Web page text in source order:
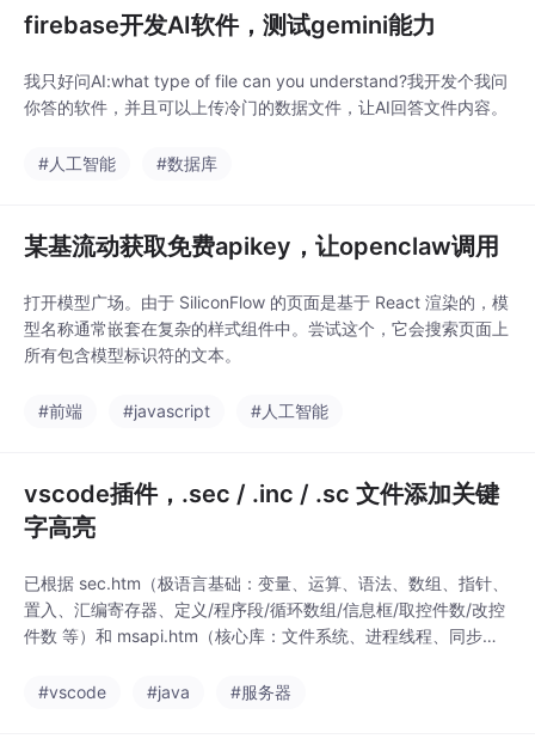
firebase开发AI软件，测试gemini能力
我只好问AI:what type of file can you understand?我开发个我问
你答的软件，并且可以上传冷门的数据文件，让AI回答文件内容。
#人工智能 #数据库
某基流动获取免费apikey，让openclaw调用
打开模型广场。由于 SiliconFlow 的页面是基于 React 渲染的，模
型名称通常嵌套在复杂的样式组件中。尝试这个，它会搜索页面上
所有包含模型标识符的文本。
#前端 #javascript #人工智能
vscode插件，.sec / .inc / .sc 文件添加关键
字高亮
已根据 sec.htm（极语言基础：变量、运算、语法、数组、指针、
置入、汇编寄存器、定义/程序段/循环数组/信息框/取控件数/改控
件数 等）和 msapi.htm（核心库：文件系统、进程线程、同步异
扩展里加了 TextMate 语法高亮。正在创建 syntaxes/jiyu.tmLan
#vscode #java #服务器